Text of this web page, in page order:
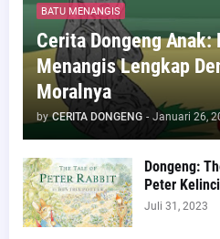
BATU MENANGIS
Cerita Dongeng Anak:
Menangis Lengkap
Moralnya
by CERITA DONGENG - Januari 26,
Dongeng:
Peter Kelinci
Juli 31, 2023